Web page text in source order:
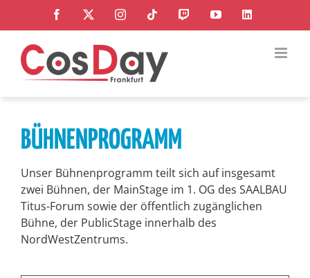
springen
Facebook InstagramTiktok TwitchYouTubeLinkedIn
BÜHNENPROGRAMM
Unser Bühnenprogramm teilt sich auf insgesamt
zwei Bühnen, der MainStage im 1. OG des SAALBAU
Titus-Forum sowie der öffentlich zugänglichen
Bühne, der PublicStage innerhalb des
NordWestZentrums.